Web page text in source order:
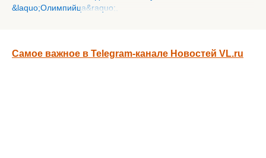
Самое важное в Telegram-канале Новостей VL.ru